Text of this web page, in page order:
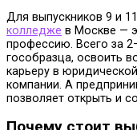
Для выпускников 9 и
колледже в Москве —
профессию. Всего за
гособразца, освоить
карьеру в
компании. А
позволяет открыть и